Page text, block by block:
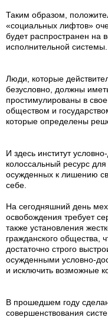
Таким образом,
«социальных лифтов»
будет распространен на
исполнительной системы.
Люди, которые
безусловно, должны
простимулированы в
обществом и
которые определены
И здесь институт
колоссальный ресурс
осужденных к лишению
себе.
На сегодняшний день
освобождения требует
также установления
гражданского общества,
достаточно строго
осужденными условно-
и исключить возможные
В прошедшем году
совершенствования